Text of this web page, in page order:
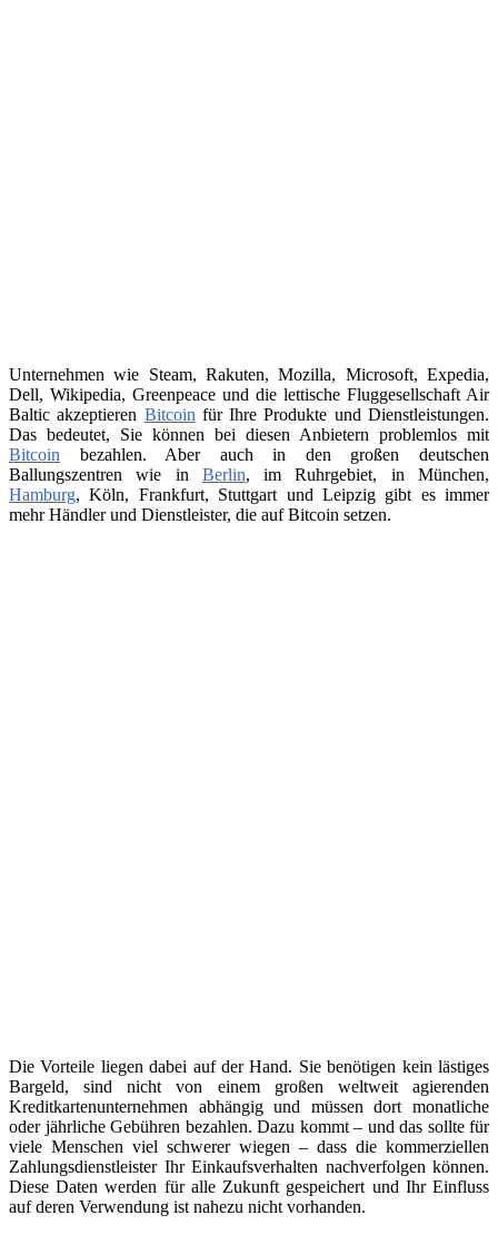
Unternehmen wie Steam, Rakuten, Mozilla, Microsoft, Expedia,
Dell, Wikipedia, Greenpeace und die lettische Fluggesellschaft Air
Baltic akzeptieren Bitcoin für Ihre Produkte und Dienstleistungen.
Das bedeutet, Sie können bei diesen Anbietern problemlos mit
Bitcoin bezahlen. Aber auch in den großen deutschen
Ballungszentren wie in Berlin, im Ruhrgebiet, in München,
Hamburg, Köln, Frankfurt, Stuttgart und Leipzig gibt es immer
mehr Händler und Dienstleister, die auf Bitcoin setzen.
Die Vorteile liegen dabei auf der Hand. Sie benötigen kein lästiges
Bargeld, sind nicht von einem großen weltweit agierenden
Kreditkartenunternehmen abhängig und müssen dort monatliche
oder jährliche Gebühren bezahlen. Dazu kommt – und das sollte für
viele Menschen viel schwerer wiegen – dass die kommerziellen
Zahlungsdienstleister Ihr Einkaufsverhalten nachverfolgen können.
Diese Daten werden für alle Zukunft gespeichert und Ihr Einfluss
auf deren Verwendung ist nahezu nicht vorhanden.